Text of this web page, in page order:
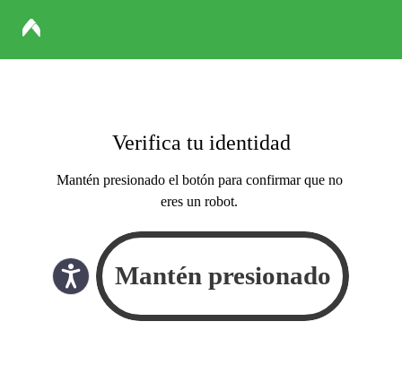
Verifica tu identidad
Mantén presionado el botón para confirmar que no
eres un robot.